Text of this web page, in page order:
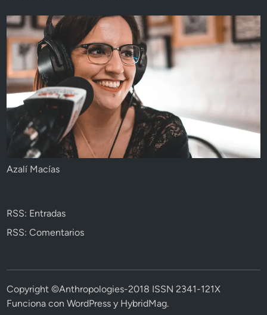
Azalí Macías
RSS: Entradas
RSS: Comentarios
Copyright ©Anthropologies-2018 ISSN 2341-121X
Funciona conWordPress y HybridMag.